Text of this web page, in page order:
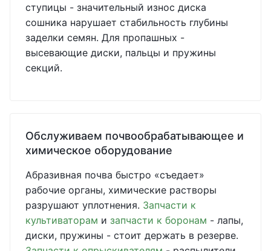
ступицы - значительный износ диска
сошника нарушает стабильность глубины
заделки семян. Для пропашных -
высевающие диски, пальцы и пружины
секций.
Обслуживаем почвообрабатывающее и
химическое оборудование
Абразивная почва быстро «съедает»
рабочие органы, химические растворы
разрушают уплотнения. Запчасти к
культиваторам и запчасти к боронам - лапы,
диски, пружины - стоит держать в резерве.